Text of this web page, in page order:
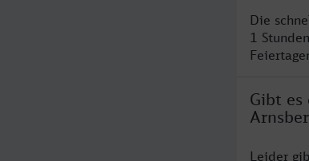
Die
1
Gibt es
Leider